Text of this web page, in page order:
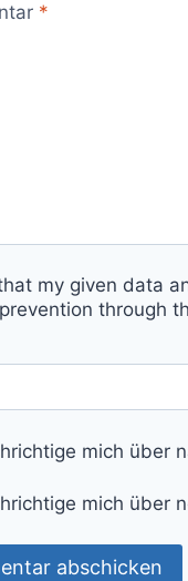
*
my given data
through
mich über
mich über